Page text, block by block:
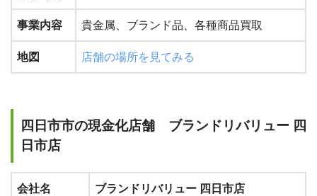
事業内容 貴金属、ブランド品、各種商品買取
地図 店舗の場所を見てみる
四日市市の現金化店舗 ブランドリバリュー 四
日市店
会社名 ブランドリバリュー 四日市店